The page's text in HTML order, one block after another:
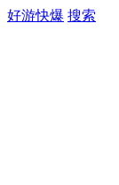
好游快爆 搜索